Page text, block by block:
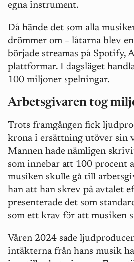
egna instrument.
Då hände det som alla
drömmer om – låtarna blev
började streamas på Spotify,
plattformar. I dagsläget
100 miljoner spelningar.
Arbetsgivaren tog
Trots framgången fick
krona i ersättning utöver sin
Mannen hade nämligen
som innebar att 100 procent
musiken skulle gå till
han att han skrev på avtalet
presenterade det som
som ett krav för att musiken
Våren 2024 sade
intäkterna från hans musik